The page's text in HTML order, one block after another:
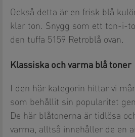
Också detta är en frisk blå
klar ton. Snygg som ett ton-i-
den tuffa 5159 Retroblå ovan.
Klassiska och varma blå toner
I den här kategorin hittar vi
som behållit sin popularitet
De här blåtonerna är tidlösa
varma, alltså innehåller de en